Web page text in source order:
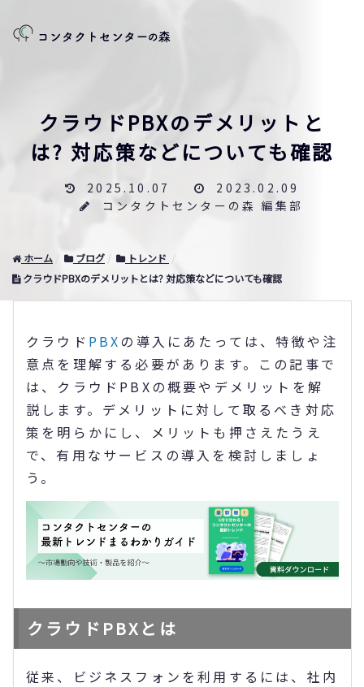
クラウドPBXのデメリットと
は? 対応策などについても確認
2025.10.07
2023.02.09
コンタクトセンターの森 編集部
ホーム ブログ
トレンド
クラウドPBXのデメリットとは? 対応策などについても確認
クラウド PBXの導入にあたっては、特徴や注
意点を理解する必要があります。この記事で
は、クラウドPBXの概要やデメリットを解
説します。デメリットに対して取るべき対応
策を明らかにし、メリットも押さえたうえ
で、有用なサービスの導入を検討しましょ
う。
クラウドPBXとは
従来、ビジネスフォンを利用するには、社内